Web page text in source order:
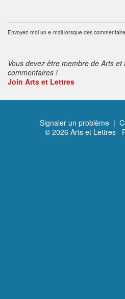
Envoyez-moi un e-mail lorsque des
Vous devez être membre de Arts
commentaires !
Join Arts et Lettres
Signaler un problème |
© 2026 Arts et Lettres